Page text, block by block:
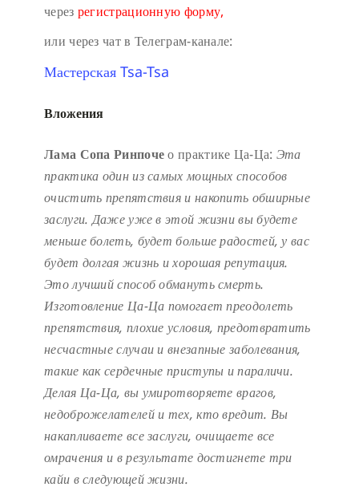
через регистрационную форму,
или через чат в Телеграм-канале:
Мастерская Tsa-Tsa
Вложения
Лама Сопа Ринпочео практике Ца-Ца: Эта
практика один из самых мощных способов
очистить препятствия и накопить обширные
заслуги. Даже уже в этой жизни вы будете
меньше болеть, будет больше радостей, у вас
будет долгая жизнь и хорошая репутация.
Это лучший способ обмануть смерть.
Изготовление Ца-Ца помогает преодолеть
препятствия, плохие условия, предотвратить
несчастные случаи и внезапные заболевания,
такие как сердечные приступы и параличи.
Делая Ца-Ца, вы умиротворяете врагов,
недоброжелателей и тех, кто вредит. Вы
накапливаете все заслуги, очищаете все
омрачения и в результате достигнете три
кайи в следующей жизни.